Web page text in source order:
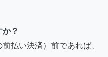
？
払い決済）前であれば、